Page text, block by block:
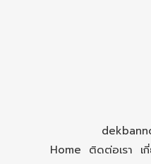
Home ติดต่อเรา เ